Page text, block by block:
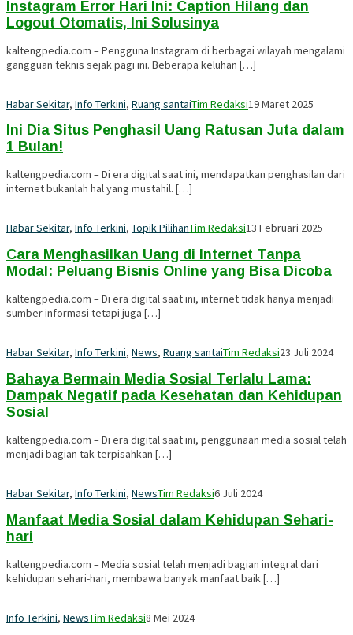
Instagram Error Hari Ini: Caption Hilang dan
Logout Otomatis, Ini Solusinya
kaltengpedia.com – Pengguna Instagram di berbagai wilayah mengalami
gangguan teknis sejak pagi ini. Beberapa keluhan […]
Habar Sekitar, Info Terkini, Ruang santaiTim Redaksi19 Maret 2025
Ini Dia Situs Penghasil Uang Ratusan Juta dalam
1 Bulan!
kaltengpedia.com – Di era digital saat ini, mendapatkan penghasilan dari
internet bukanlah hal yang mustahil. […]
Habar Sekitar, Info Terkini, Topik PilihanTim Redaksi13 Februari 2025
Cara Menghasilkan Uang di Internet Tanpa
Modal: Peluang Bisnis Online yang Bisa Dicoba
kaltengpedia.com – Di era digital saat ini, internet tidak hanya menjadi
sumber informasi tetapi juga […]
Habar Sekitar, Info Terkini, News, Ruang santaiTim Redaksi23 Juli 2024
Bahaya Bermain Media Sosial Terlalu Lama:
Dampak Negatif pada Kesehatan dan Kehidupan
Sosial
kaltengpedia.com – Di era digital saat ini, penggunaan media sosial telah
menjadi bagian tak terpisahkan […]
Habar Sekitar, Info Terkini, NewsTim Redaksi6 Juli 2024
Manfaat Media Sosial dalam Kehidupan Sehari-
hari
kaltengpedia.com – Media sosial telah menjadi bagian integral dari
kehidupan sehari-hari, membawa banyak manfaat baik […]
Info Terkini, NewsTim Redaksi8 Mei 2024